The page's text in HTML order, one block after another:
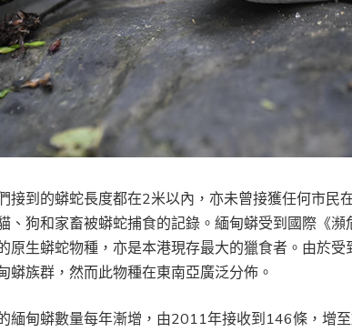
接到的蟒蛇長度都在2米以內，亦未曾接獲任何市民
、狗和家畜被蟒蛇捕食的記錄。緬甸蟒受到國際《
原生蟒蛇物種，亦是本港現存最大的獵食者。由於
蟒族群，然而此物種在東南亞廣泛分佈。
緬甸蟒數量每年漸增，由2011年接收到146條，增